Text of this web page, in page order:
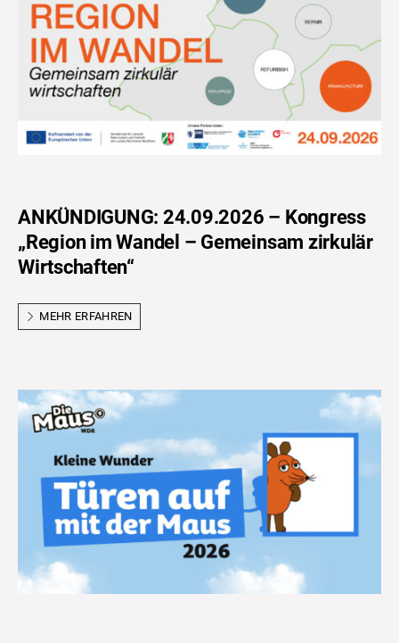
ANKÜNDIGUNG: 24.09.2026 – Kongress
„Region im Wandel – Gemeinsam zirkulär
Wirtschaften“
MEHR ERFAHREN